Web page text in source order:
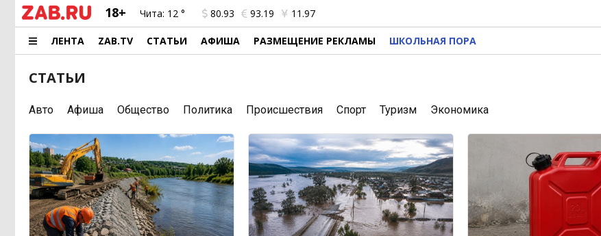
18+ Чита: 12 ° 80.93 93.19 11.97
ЛЕНТА ZAB.TV СТАТЬИ АФИША РАЗМЕЩЕНИЕ РЕКЛАМЫ ШКОЛЬНАЯ ПОРА
СТАТЬИ
Авто Афиша Общество Политика Происшествия Спорт Туризм Экономика